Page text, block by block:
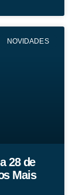
NOVIDADES
28 de
Mais